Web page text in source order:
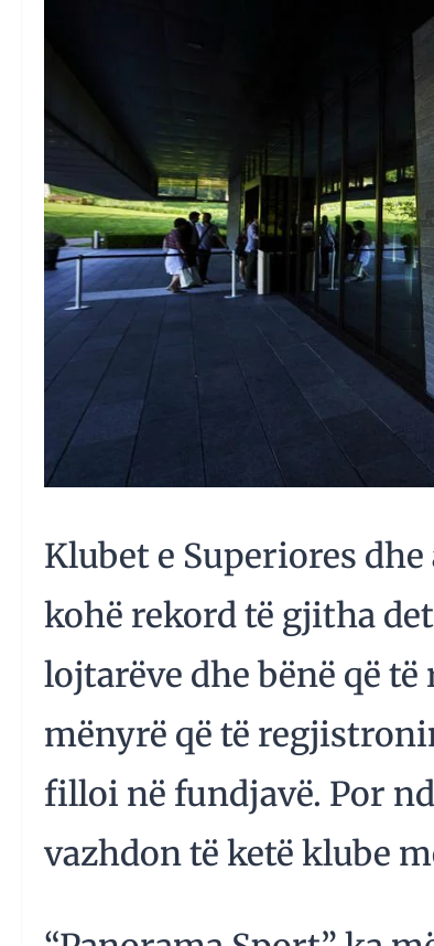
Klubet e Superiores dhe
kohë rekord të gjitha
lojtarëve dhe bënë që
mënyrë që të
filloi në fundjavë. Por
vazhdon të ketë klube